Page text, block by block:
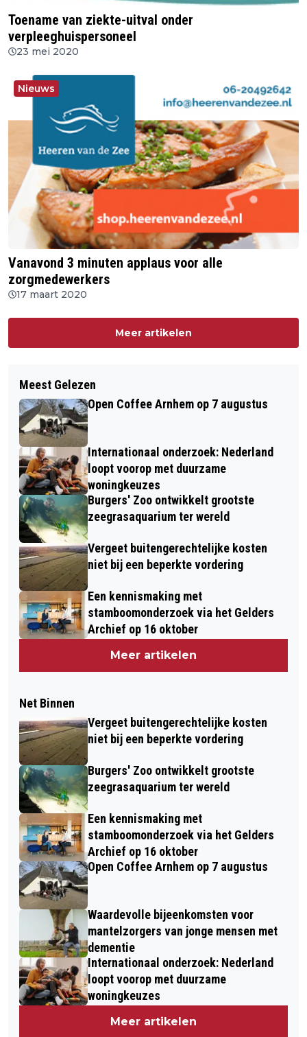
Toename van ziekte-uitval onder
verpleeghuispersoneel
23 mei 2020
Nieuws
Vanavond 3 minuten applaus voor alle
zorgmedewerkers
17 maart 2020
Meer artikelen
Meest Gelezen
Open Coffee Arnhem op 7 augustus
Internationaal onderzoek: Nederland
loopt voorop met duurzame
woningkeuzes
Burgers' Zoo ontwikkelt grootste
zeegrasaquarium ter wereld
Vergeet buitengerechtelijke kosten
niet bij een beperkte vordering
Een kennismaking met
stamboomonderzoek via het Gelders
Archief op 16 oktober
Meer artikelen
Net Binnen
Vergeet buitengerechtelijke kosten
niet bij een beperkte vordering
Burgers' Zoo ontwikkelt grootste
zeegrasaquarium ter wereld
Een kennismaking met
stamboomonderzoek via het Gelders
Archief op 16 oktober
Open Coffee Arnhem op 7 augustus
Waardevolle bijeenkomsten voor
mantelzorgers van jonge mensen met
dementie
Internationaal onderzoek: Nederland
loopt voorop met duurzame
woningkeuzes
Meer artikelen